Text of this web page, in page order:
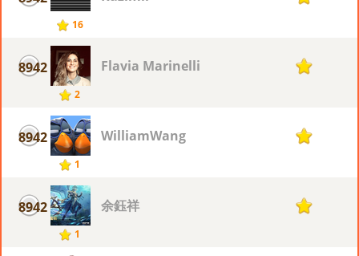
16
8942
2
Flavia Marinelli 1
8942
1
WilliamWang 1
8942
1
余鈺祥 1